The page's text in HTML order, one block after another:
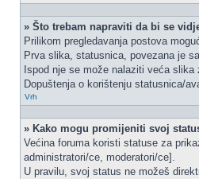
» Što trebam napraviti da bi se
Prilikom pregledavanja postova
Prva slika, statusnica, povezana je
Ispod nje se može nalaziti veća
Dopuštenja o korištenju statusnica/
Vrh
» Kako mogu promijeniti svoj
Većina foruma koristi statuse za
administratori/ce, moderatori/ce].
U pravilu, svoj status ne možeš